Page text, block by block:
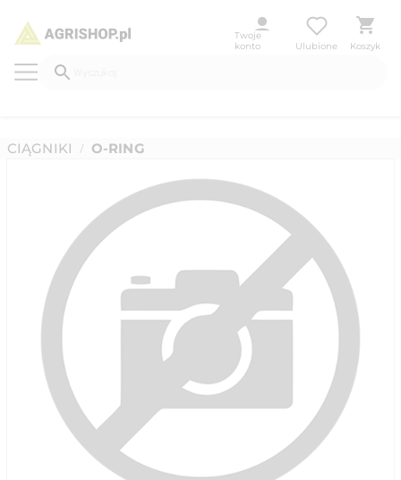
Twoje
konto
Ulubione Koszyk
CIĄGNIKI / O-RING